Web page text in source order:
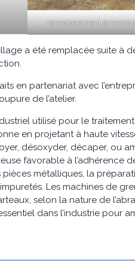
remplacement armoire
a été remplacée suite à
en partenariat avec
de l’atelier.
utilisé pour le
en projetant à haute
désoxyder, décaper, ou
favorable à l’adhérence
métalliques, la
Les machines de
selon la nature de
dans l’industrie pour